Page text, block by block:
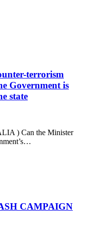
terrorism
Government is
state
) Can the Minister
CAMPAIGN